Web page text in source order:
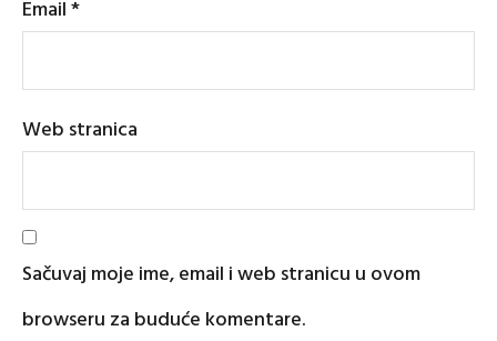
Email*
Web stranica
Sačuvaj moje ime, email i web stranicu u ovom
browseru za buduće komentare.